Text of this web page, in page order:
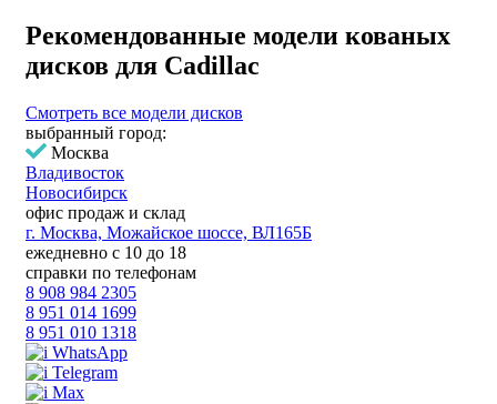
Рекомендованные модели кованых
дисков для Cadillac
Смотреть все модели дисков
выбранный город:
Москва
Владивосток
Новосибирск
офис продаж и склад
г. Москва, Можайское шоссе, ВЛ165Б
ежедневно с 10 до 18
справки по телефонам
8 908 984 2305
8 951 014 1699
8 951 010 1318
WhatsApp
Telegram
Max